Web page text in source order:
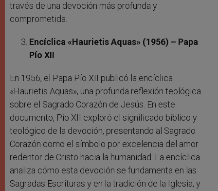
través de una devoción más profunda y
comprometida.
Encíclica «Haurietis Aquas» (1956) – Papa
Pío XII
En 1956, el Papa Pío XII publicó la encíclica
«Haurietis Aquas», una profunda reflexión teológica
sobre el Sagrado Corazón de Jesús. En este
documento, Pío XII exploró el significado bíblico y
teológico de la devoción, presentando al Sagrado
Corazón como el símbolo por excelencia del amor
redentor de Cristo hacia la humanidad. La encíclica
analiza cómo esta devoción se fundamenta en las
Sagradas Escrituras y en la tradición de la Iglesia, y